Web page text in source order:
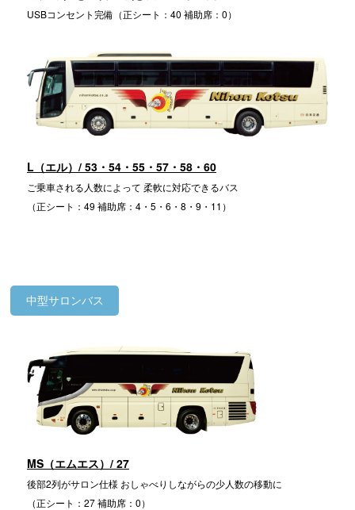
USBコンセント完備（正シート：40 補助席：0）
L（エル）/ 53・54・55・57・58・60
ご乗車される人数によって 柔軟に対応できるバス
（正シート：49 補助席：4・5・6・8・9・11）
中型サロンバス
MS（エムエス）/ 27
後部2列がサロン仕様 おしゃべりしながらの少人数の移動に
（正シート：27 補助席：0）